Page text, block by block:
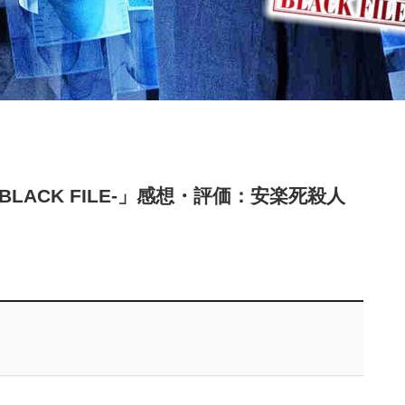
FILE-」感想・評価：安楽死殺人